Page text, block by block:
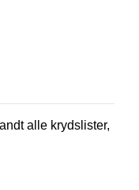
alle krydslister,